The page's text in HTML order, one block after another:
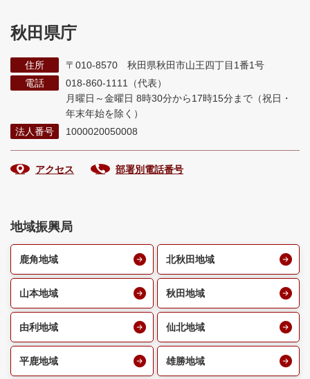
秋田県庁
住所
〒010-8570 秋田県秋田市山王四丁目1番1号
電話
018-860-1111（代表）
月曜日～金曜日 8時30分から17時15分まで （祝日・
年末年始を除く）
法人番号
1000020050008
アクセス 部署別電話番号
地域振興局
鹿角地域 北秋田地域
山本地域 秋田地域
由利地域 仙北地域
平鹿地域 雄勝地域